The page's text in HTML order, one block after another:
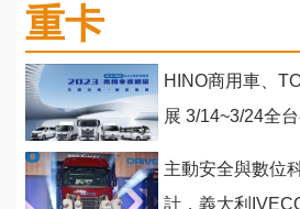
重卡
HINO商用車、
展 3/14~3/24全
主動安全與數位
計，義大利